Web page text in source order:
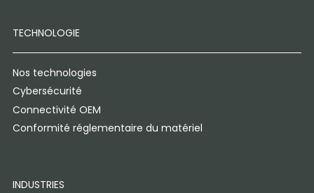
TECHNOLOGIE
Nos technologies
Cybersécurité
Connectivité OEM
Conformité réglementaire du matériel
INDUSTRIES